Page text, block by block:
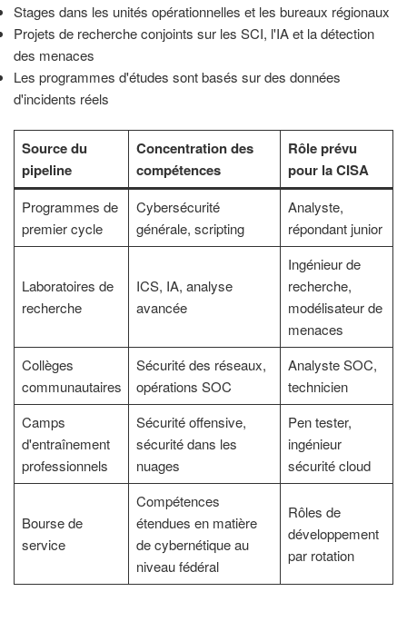
Stages dans les unités opérationnelles et les bureaux régionaux
Projets de recherche conjoints sur les SCI, l'IA et la détection
des menaces
Les programmes d'études sont basés sur des données
d'incidents réels
Source du
pipeline
Concentration des
compétences
Rôle prévu
pour la CISA
Programmes de
premier cycle
Cybersécurité
générale, scripting
Analyste,
répondant junior
Laboratoires de
recherche
ICS, IA, analyse
avancée
Ingénieur de
recherche,
modélisateur de
menaces
Collèges
communautaires
Sécurité des réseaux,
opérations SOC
Analyste SOC,
technicien
Camps
d'entraînement
professionnels
Sécurité offensive,
sécurité dans les
nuages
Pen tester,
ingénieur
sécurité cloud
Bourse de
service
Compétences
étendues en matière
de cybernétique au
niveau fédéral
Rôles de
développement
par rotation